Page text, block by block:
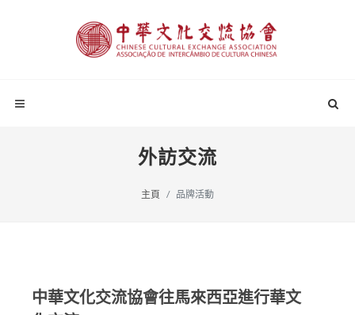
外訪交流
主頁 品牌活動
中華文化交流協會往馬來西亞進行華文